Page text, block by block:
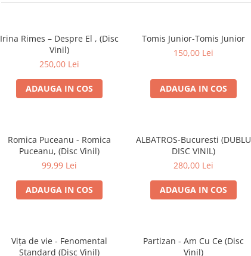
Irina Rimes – Despre El , (Disc
Vinil)
250,00 Lei
ADAUGA IN COS
Tomis Junior-Tomis Junior
150,00 Lei
ADAUGA IN COS
Romica Puceanu - Romica
Puceanu, (Disc Vinil)
99,99 Lei
ADAUGA IN COS
ALBATROS-Bucuresti (DUBLU
DISC VINIL)
280,00 Lei
ADAUGA IN COS
Vița de vie - Fenomental
Standard (Disc Vinil)
Partizan - Am Cu Ce (Disc
Vinil)